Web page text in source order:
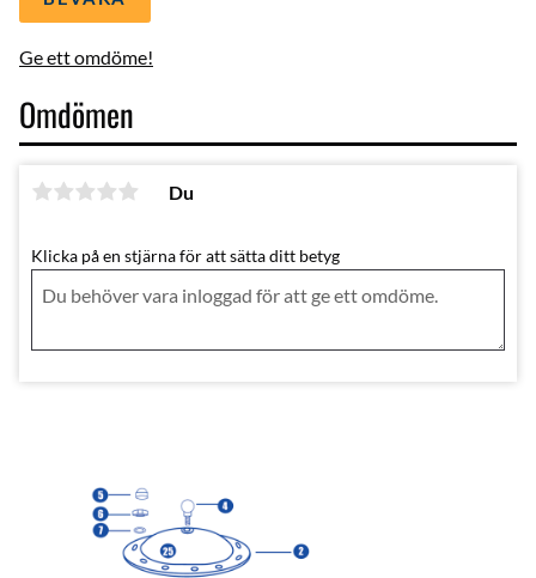
Ge ett omdöme!
Omdömen
Du
Klicka på en stjärna för att sätta ditt betyg